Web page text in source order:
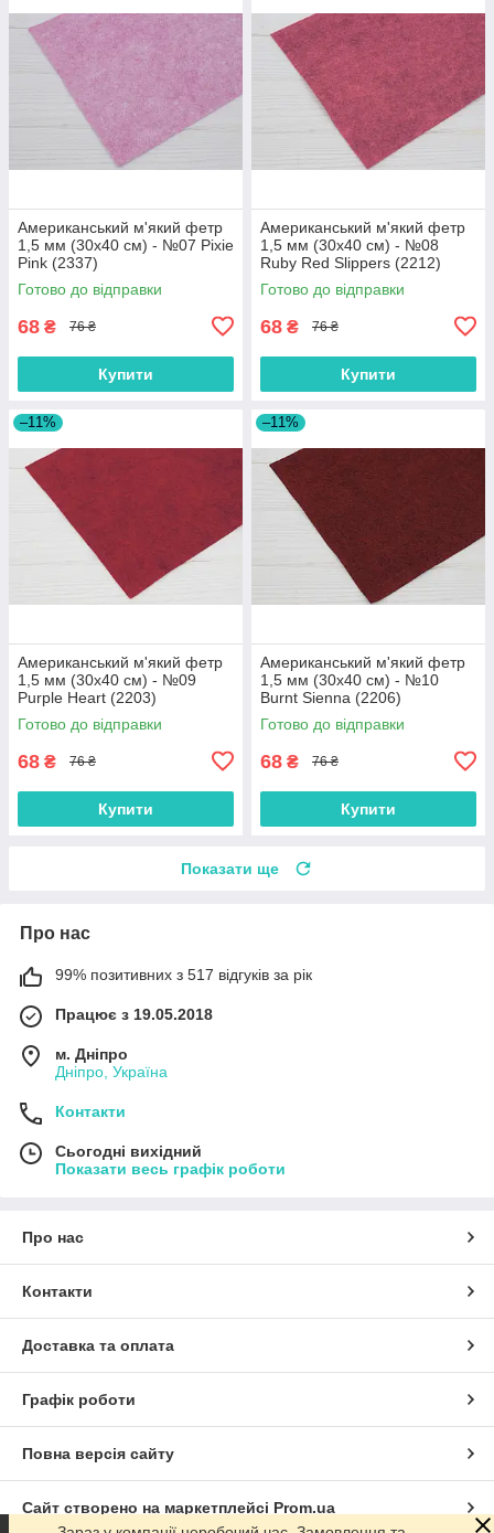
Американський м'який фетр
1,5 мм (30х40 см) - №07 Pixie
Pink (2337)
Готово до відправки
68 ₴ 76 ₴
Купити
Американський м'який фетр
1,5 мм (30х40 см) - №08
Ruby Red Slippers (2212)
Готово до відправки
68 ₴ 76 ₴
Купити
–11%
Американський м'який фетр
1,5 мм (30х40 см) - №09
Purple Heart (2203)
Готово до відправки
68 ₴ 76 ₴
Купити
–11%
Американський м'який фетр
1,5 мм (30х40 см) - №10
Burnt Sienna (2206)
Готово до відправки
68 ₴ 76 ₴
Купити
Показати ще
Про нас
99% позитивних з 517 відгуків за рік
Працює з 19.05.2018
м. Дніпро
Дніпро, Україна
Контакти
Сьогодні вихідний
Показати весь графік роботи
Про нас
Контакти
Доставка та оплата
Графік роботи
Повна версія сайту
Сайт створено на маркетплейсі Prom.ua